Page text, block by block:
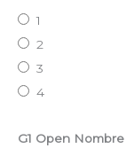
1
2
3
4
G1 Open